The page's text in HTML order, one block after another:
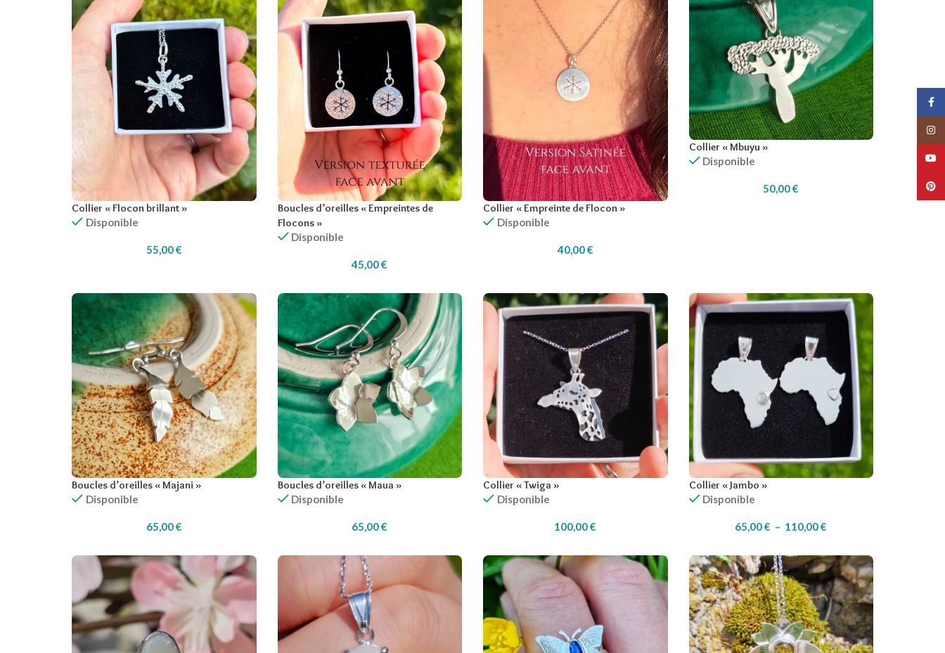
Collier « Flocon brillant »
Disponible
55,00€
Boucles d’oreilles « Empreintes de
Flocons »
Disponible
45,00€
Collier « Empreinte de Flocon »
Disponible
40,00€
Collier « Mbuyu »
Disponible
50,00€
Boucles d’oreilles « Majani »
Disponible
65,00€
Boucles d’oreilles « Maua »
Disponible
65,00€
Collier « Twiga »
Disponible
100,00€
Collier « Jambo »
Disponible
65,00€ – 110,00€